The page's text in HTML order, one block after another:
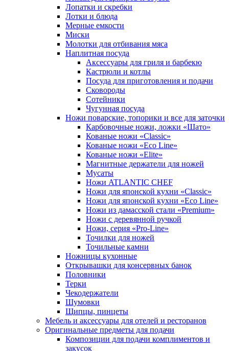
Лопатки и скребки
Лотки и блюда
Мерные емкости
Миски
Молотки для отбивания мяса
Наплитная посуда
Аксессуары для гриля и барбекю
Кастрюли и котлы
Посуда для приготовления и подачи
Сковороды
Сотейники
Чугунная посуда
Ножи поварские, топорики и все для заточки
Карбовочные ножи, ложки «Шато»
Кованые ножи «Classic»
Кованые ножи «Eco Line»
Кованые ножи «Elite»
Магнитные держатели для ножей
Мусаты
Ножи ATLANTIC CHEF
Ножи для японской кухни «Classic»
Ножи для японской кухни «Eco Line»
Ножи из дамасской стали «Premium»
Ножи с деревянной ручкой
Ножи, серия «Pro-Line»
Точилки для ножей
Точильные камни
Ножницы кухонные
Открывашки для консервных банок
Половники
Терки
Чекодержатели
Шумовки
Щипцы, пинцеты
Мебель и аксессуары для отелей и ресторанов
Оригинальные предметы для подачи
Композиции для подачи комплиментов и
закусок